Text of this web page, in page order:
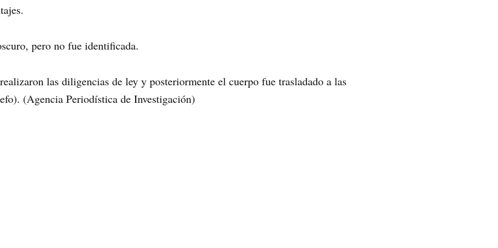
pero no fue identificada.
las diligencias de ley y posteriormente el cuerpo fue trasladado a las
(Agencia Periodística de Investigación)